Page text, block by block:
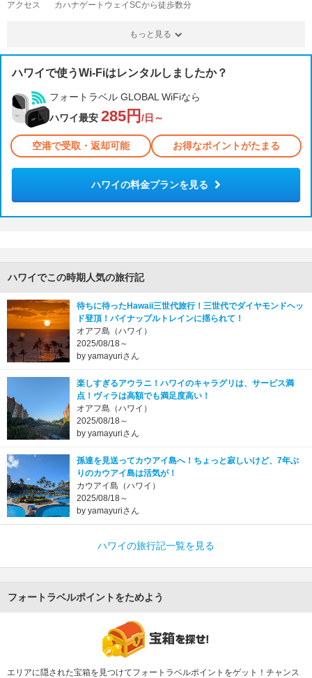
アクセス カハナゲートウェイSCから徒歩数分
もっと見る
ハワイで使うWi-Fiはレンタルしましたか？
フォートラベル GLOBAL WiFiなら
ハワイ最安 285円 /日～
空港で受取・返却可能 お得なポイントがたまる
ハワイの料金プランを見る
ハワイでこの時期人気の旅行記
待ちに待ったHawaii三世代旅行！三世代でダイヤモンドヘッ
ド登頂！パイナップルトレインに揺られて！
オアフ島（ハワイ）
2025/08/18～
by yamayuriさん
楽しすぎるアウラニ！ハワイのキャラグリは、サービス満
点！ヴィラは高額でも満足度高い！
オアフ島（ハワイ）
2025/08/18～
by yamayuriさん
孫達を見送ってカウアイ島へ！ちょっと寂しいけど、7年ぶ
りのカウアイ島は活気が！
カウアイ島（ハワイ）
2025/08/18～
by yamayuriさん
ハワイの旅行記一覧を見る
フォートラベルポイントをためよう
エリアに隠された宝箱を見つけてフォートラベルポイントをゲット！チャンス